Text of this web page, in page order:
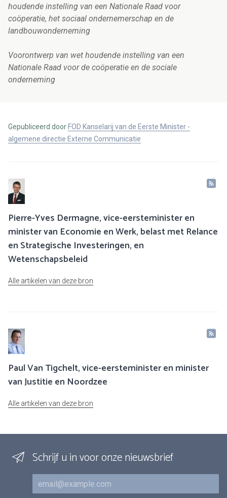
houdende instelling van een Nationale Raad voor
coöperatie, het sociaal ondernemerschap en de
landbouwonderneming
Voorontwerp van wet houdende instelling van een
Nationale Raad voor de coöperatie en de sociale
onderneming
Gepubliceerd door FOD Kanselarij van de Eerste Minister -
algemene directie Externe Communicatie
Pierre-Yves Dermagne, vice-eersteminister en
minister van Economie en Werk, belast met Relance
en Strategische Investeringen, en
Wetenschapsbeleid
Alle artikelen van deze bron
Paul Van Tigchelt, vice-eersteminister en minister
van Justitie en Noordzee
Alle artikelen van deze bron
Schrijf u in voor onze nieuwsbrief
E-mail